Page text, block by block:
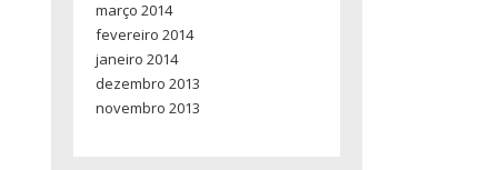
março 2014
fevereiro 2014
janeiro 2014
dezembro 2013
novembro 2013